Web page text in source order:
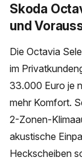
Skoda
und
Die Octavia
im
33.000 Euro je
mehr Komfort.
2-Zonen-
akustische
Heckscheiben